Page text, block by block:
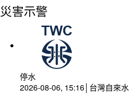
災害示警
停水
2026-08-06, 15:16│台灣自來